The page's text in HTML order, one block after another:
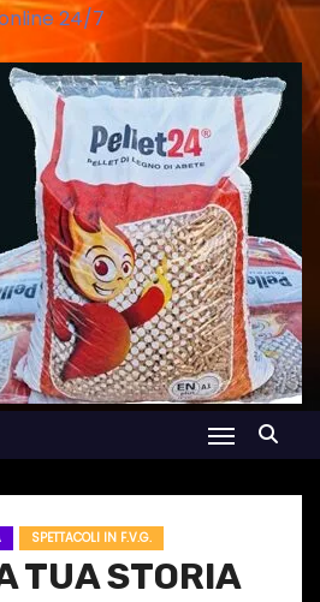
24/7
SPETTACOLI IN F.V.G.
TUA STORIA